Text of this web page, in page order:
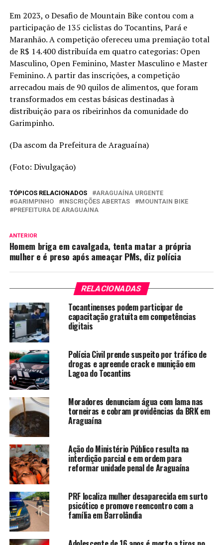
Em 2023, o Desafio de Mountain Bike contou com a
participação de 135 ciclistas do Tocantins, Pará e
Maranhão. A competição ofereceu uma premiação total
de R$ 14.400 distribuída em quatro categorias: Open
Masculino, Open Feminino, Master Masculino e Master
Feminino. A partir das inscrições, a competição
arrecadou mais de 90 quilos de alimentos, que foram
transformados em cestas básicas destinadas à
distribuição para os ribeirinhos da comunidade do
Garimpinho.
(Da ascom da Prefeitura de Araguaína)
(Foto: Divulgação)
TÓPICOS RELACIONADOS
ARAGUAÍNA URGENTE
GARIMPINHO
INSCRIÇÕES ABERTAS
MOUNTAIN BIKE
PREFEITURA DE ARAGUAINA
ANTERIOR
Homem briga em cavalgada, tenta matar a própria
mulher e é preso após ameaçar PMs, diz polícia
RELACIONADAS
Tocantinenses podem participar de
capacitação gratuita em competências
digitais
Polícia Civil prende suspeito por tráfico de
drogas e apreende crack e munição em
Lagoa do Tocantins
Moradores denunciam água com lama nas
torneiras e cobram providências da BRK em
Araguaína
Ação do Ministério Público resulta na
interdição parcial e em ordem para
reformar unidade penal de Araguaína
PRF localiza mulher desaparecida em surto
psicótico e promove reencontro com a
família em Barrolândia